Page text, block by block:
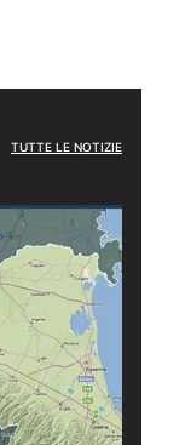
TUTTE LE NOTIZIE